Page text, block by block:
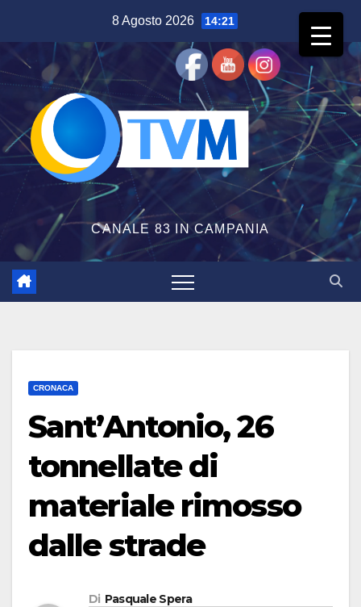
contenuto
8 Agosto 2026 14:21
CANALE 83 IN CAMPANIA
CRONACA
Sant’Antonio, 26
tonnellate di
materiale rimosso
dalle strade
Di Pasquale Spera